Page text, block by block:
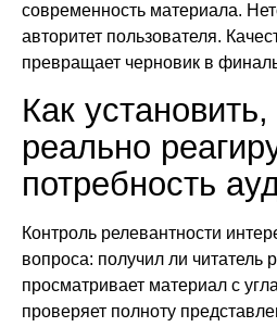
современность материала.
авторитет пользователя.
превращает черновик в
Как установить,
реально
потребность
Контроль релевантности
вопроса: получил ли читатель
просматривает материал с
проверяет полноту